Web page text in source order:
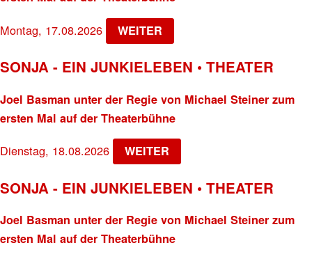
Montag, 17.08.2026 WEITER
SONJA - EIN JUNKIELEBEN • THEATER
Joel Basman unter der Regie von Michael Steiner zum
ersten Mal auf der Theaterbühne
Dienstag, 18.08.2026 WEITER
SONJA - EIN JUNKIELEBEN • THEATER
Joel Basman unter der Regie von Michael Steiner zum
ersten Mal auf der Theaterbühne